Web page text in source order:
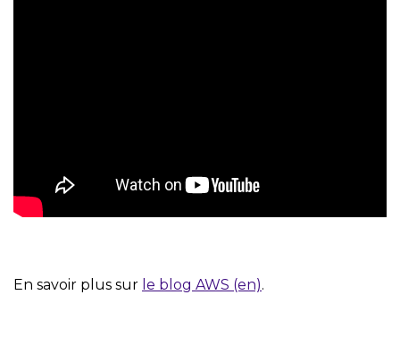
En savoir plus sur le blog AWS (en).